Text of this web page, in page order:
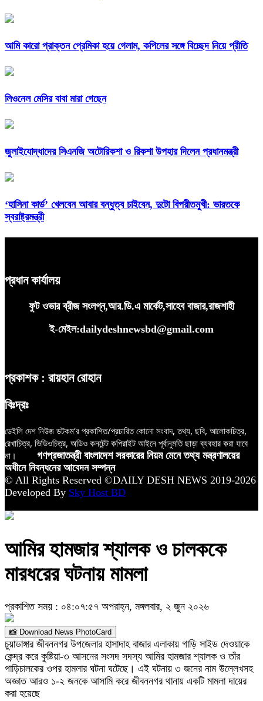
আমি কারো প্রাক্তন প্রেমিকা হয়ে গেলাম, কপিলের সঙ্গে বিচ্ছেদ নিয়ে প্রীতি
লিওনেল মেসির বাবা মারা গেছেন
জুলাইযোদ্ধাদের সিএনজি অটোরিকশা ও রিকশা উপহার দিলেন প্রধানমন্ত্রী
‘হাসিনা কার্ড’ খেলবেন আবার বন্ধুত্ব চাইবেন, দুটো বিপরীতমুখী: ভারতকে
স্বরাষ্ট্রমন্ত্রী
প্রধান কার্যালয়
ফুট ওভার ব্রীজ সংলগ্ন,আর.ডি.এ মার্কেট,সাহেব বাজার,রাজশাহী
ই-মেইল:dailydeshnewsbd@gmail.com
প্রকাশক : রায়হান রোহান
বিঃদ্রঃ
ডেইলি দেশ নিউজ ডটকম’র প্রকাশিত/প্রচারিত কোনো সংবাদ, তথ্য, ছবি, আলোকচিত্র,
রেখাচিত্র, ভিডিওচিত্র, অডিও কনটেন্ট কপিরাইট আইনে পূর্বানুমতি ছাড়া ব্যবহার করা যাবে
না।
গণপ্রজাতন্ত্রী বাংলাদেশ সরকারের নিয়ম মেনে তথ্য মন্ত্রণালয়ের
অধীনে নিবন্ধনের আবেদন সম্পন্ন
© All Rights Reserved ©DAILY DESH NEWS 2019-2026
Developed By Sky Host BD
আমির হামজার শ্যালক ও চালককে
মারধরের ঘটনায় মামলা
প্রকাশিত সময় : ০৪:০৭:৫৭ অপরাহ্ন, মঙ্গলবার, ২ জুন ২০২৬
📸 Download News PhotoCard
চুয়াডাঙ্গার জীবননগর উপজেলার হাসাদাহ বাজার এলাকায় গাড়ি সাইড দেওয়াকে
কেন্দ্র করে কুষ্টিয়া-৩ আসনের সংসদ সদস্য আমির হামজার শ্যালক ও তাঁর
গাড়িচালকের ওপর হামলার ঘটনা ঘটেছে। এই ঘটনায় ৩ জনের নাম উল্লেখসহ
অজ্ঞাত আরও ১-২ জনকে আসামি করে জীবননগর থানায় একটি মামলা দায়ের
করা হয়েছে